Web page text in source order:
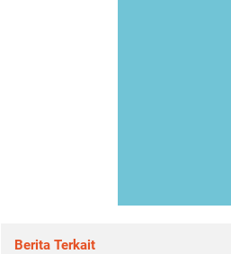
Berita Terkait